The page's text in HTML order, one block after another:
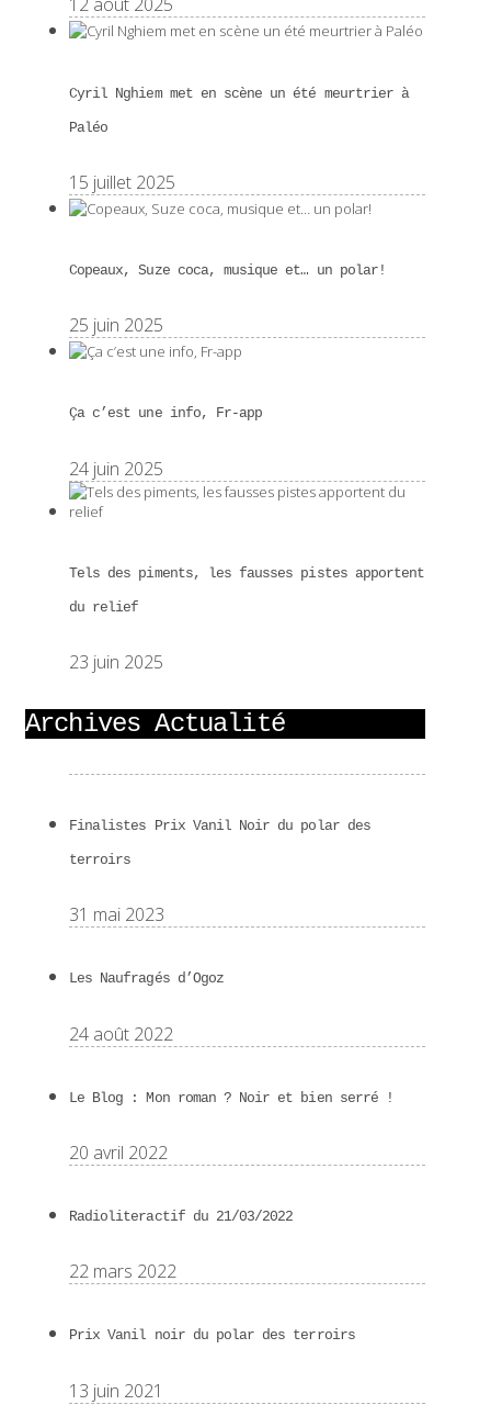
12 août 2025
Cyril Nghiem met en scène un été meurtrier à
Paléo
15 juillet 2025
Copeaux, Suze coca, musique et… un polar!
25 juin 2025
Ça c’est une info, Fr-app
24 juin 2025
Tels des piments, les fausses pistes apportent
du relief
23 juin 2025
Archives Actualité
Finalistes Prix Vanil Noir du polar des
terroirs
31 mai 2023
Les Naufragés d’Ogoz
24 août 2022
Le Blog : Mon roman ? Noir et bien serré !
20 avril 2022
Radioliteractif du 21/03/2022
22 mars 2022
Prix Vanil noir du polar des terroirs
13 juin 2021